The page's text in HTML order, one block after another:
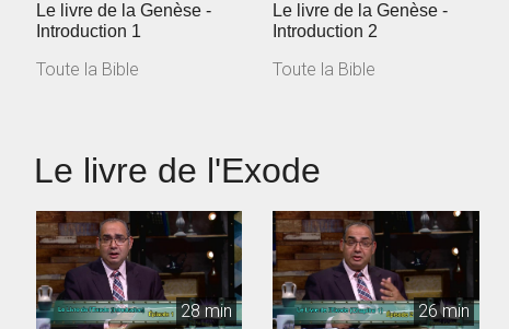
Le livre de la Genèse -
Introduction 1
Toute la Bible
Le livre de la Genèse -
Introduction 2
Toute la Bible
Le livre de l'Exode
28 min 26 min